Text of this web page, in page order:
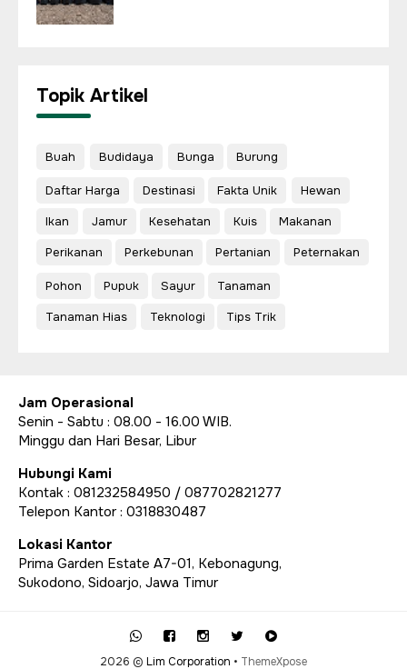
Topik Artikel
Buah Budidaya Bunga Burung
Daftar Harga Destinasi Fakta Unik
Hewan
Ikan
Jamur Kesehatan Kuis
Makanan
Perikanan
Perkebunan Pertanian Peternakan
Pohon Pupuk Sayur
Tanaman
Tanaman Hias
Teknologi Tips Trik
Jam Operasional
Senin - Sabtu : 08.00 - 16.00 WIB.
Minggu dan Hari Besar, Libur
Hubungi Kami
Kontak : 081232584950 / 087702821277
Telepon Kantor : 0318830487
Lokasi Kantor
Prima Garden Estate A7-01, Kebonagung,
Sukodono, Sidoarjo, Jawa Timur
2026 © Lim Corporation • ThemeXpose